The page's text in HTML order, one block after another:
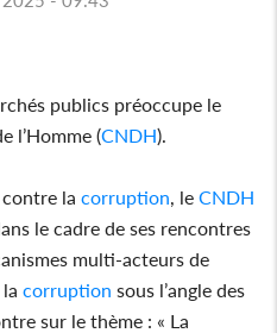
publics préoccupe le
l’Homme (CNDH).
contre lacorruption , leCNDH
le cadre de ses rencontres
multi-acteurs de
lacorruption sous l’angle des
sur le thème : « La